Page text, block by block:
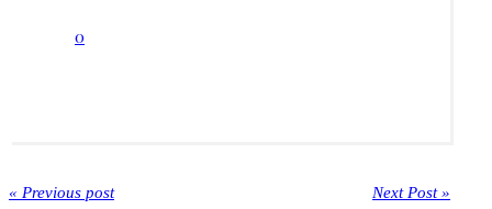
0
« Previous post Next Post »